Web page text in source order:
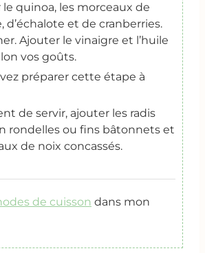
le quinoa, les morceaux de
d’échalote et de cranberries.
Ajouter le vinaigre et l’huile
vos goûts.
préparer cette étape à
de servir, ajouter les radis
rondelles ou fins bâtonnets et
de noix concassés.
de cuisson dans mon